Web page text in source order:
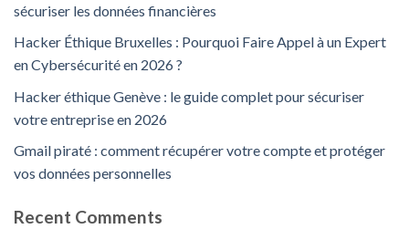
sécuriser les données financières
Hacker Éthique Bruxelles : Pourquoi Faire Appel à un Expert
en Cybersécurité en 2026 ?
Hacker éthique Genève : le guide complet pour sécuriser
votre entreprise en 2026
Gmail piraté : comment récupérer votre compte et protéger
vos données personnelles
Recent Comments